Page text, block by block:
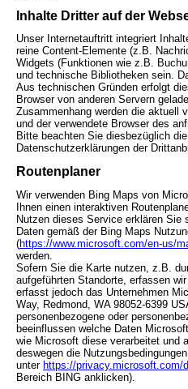
Inhalte Dritter auf der
Unser Internetauftritt integriert
reine Content-Elemente (z.B.
Widgets (Funktionen wie z.B.
und technische Bibliotheken sein.
Aus technischen Gründen erfolgt
Browser von anderen Servern
Zusammenhang werden die aktuell
und der verwendete Browser des
Bitte beachten Sie diesbezüglich
Datenschutzerklärungen der
Routenplaner
Wir verwenden Bing Maps von
Ihnen einen interaktiven
Nutzen dieses Service erklären Sie
Daten gemäß der Bing Maps
(https://www.microsoft.com/en-us/
werden.
Sofern Sie die Karte nutzen, z.B.
aufgeführten Standorte, erfassen
erfasst jedoch das Unternehmen
Way, Redmond, WA 98052-6399
personenbezogene oder
beeinflussen welche Daten
wie Microsoft diese verarbeitet und
deswegen die
unter https://privacy.microsoft.com/
Bereich BING anklicken).